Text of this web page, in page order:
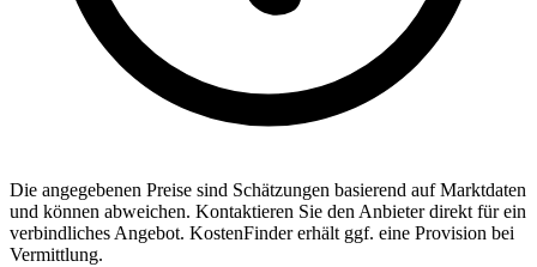
Die angegebenen Preise sind Schätzungen basierend auf Marktdaten
und können abweichen. Kontaktieren Sie den Anbieter direkt für ein
verbindliches Angebot. KostenFinder erhält ggf. eine Provision bei
Vermittlung.